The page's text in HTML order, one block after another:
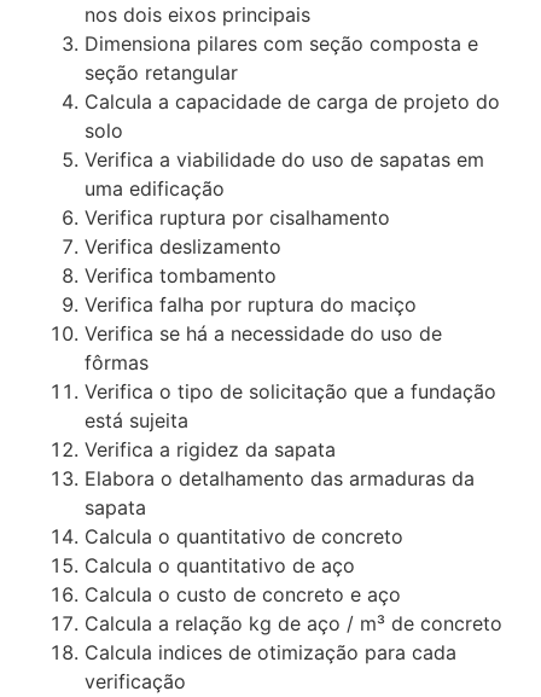
nos dois eixos principais
Dimensiona pilares com seção composta e
seção retangular
Calcula a capacidade de carga de projeto do
solo
Verifica a viabilidade do uso de sapatas em
uma edificação
Verifica ruptura por cisalhamento
Verifica deslizamento
Verifica tombamento
Verifica falha por ruptura do maciço
Verifica se há a necessidade do uso de
fôrmas
Verifica o tipo de solicitação que a fundação
está sujeita
Verifica a rigidez da sapata
Elabora o detalhamento das armaduras da
sapata
Calcula o quantitativo de concreto
Calcula o quantitativo de aço
Calcula o custo de concreto e aço
Calcula a relação kg de aço / m³ de concreto
Calcula indices de otimização para cada
verificação